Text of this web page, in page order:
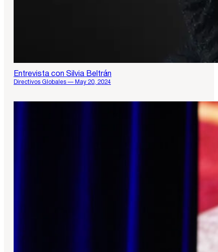
Entrevista con Silvia Beltrán
Directivos Globales — May 20, 2024